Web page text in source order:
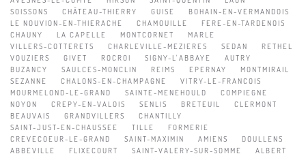
SOISSONS
CHÂTEAU-THIERRY GUISE
BOHAIN-EN-VERMANDOIS
LE NOUVION-EN-THIERACHE
CHAMOUILLE
FERE-EN-TARDENOIS
CHAUNY
LA CAPELLE MONTCORNET
MARLE
VILLERS-COTTERETS
CHARLEVILLE-MEZIERES SEDAN
RETHEL
VOUZIERS
GIVET ROCROI SIGNY-L'ABBAYE
AUTRY
BUZANCY
SAULCES-MONCLIN REIMS EPERNAY
MONTMIRAIL
SEZANNE
CHALONS-EN-CHAMPAGNE
VITRY-LE-FRANCOIS
MOURMELOND-LE-GRAND
SAINTE-MENEHOULD
COMPIEGNE
NOYON
CREPY-EN-VALOIS SENLIS BRETEUIL
CLERMONT
BEAUVAIS
GRANDVILLERS
CHANTILLY
SAINT-JUST-EN-CHAUSSEE
TILLE
FORMERIE
CREVECOEUR-LE-GRAND
SAINT-MAXIMIN AMIENS
DOULLENS
ABBEVILLE
FLIXECOURT SAINT-VALERY-SUR-SOMME
ALBERT